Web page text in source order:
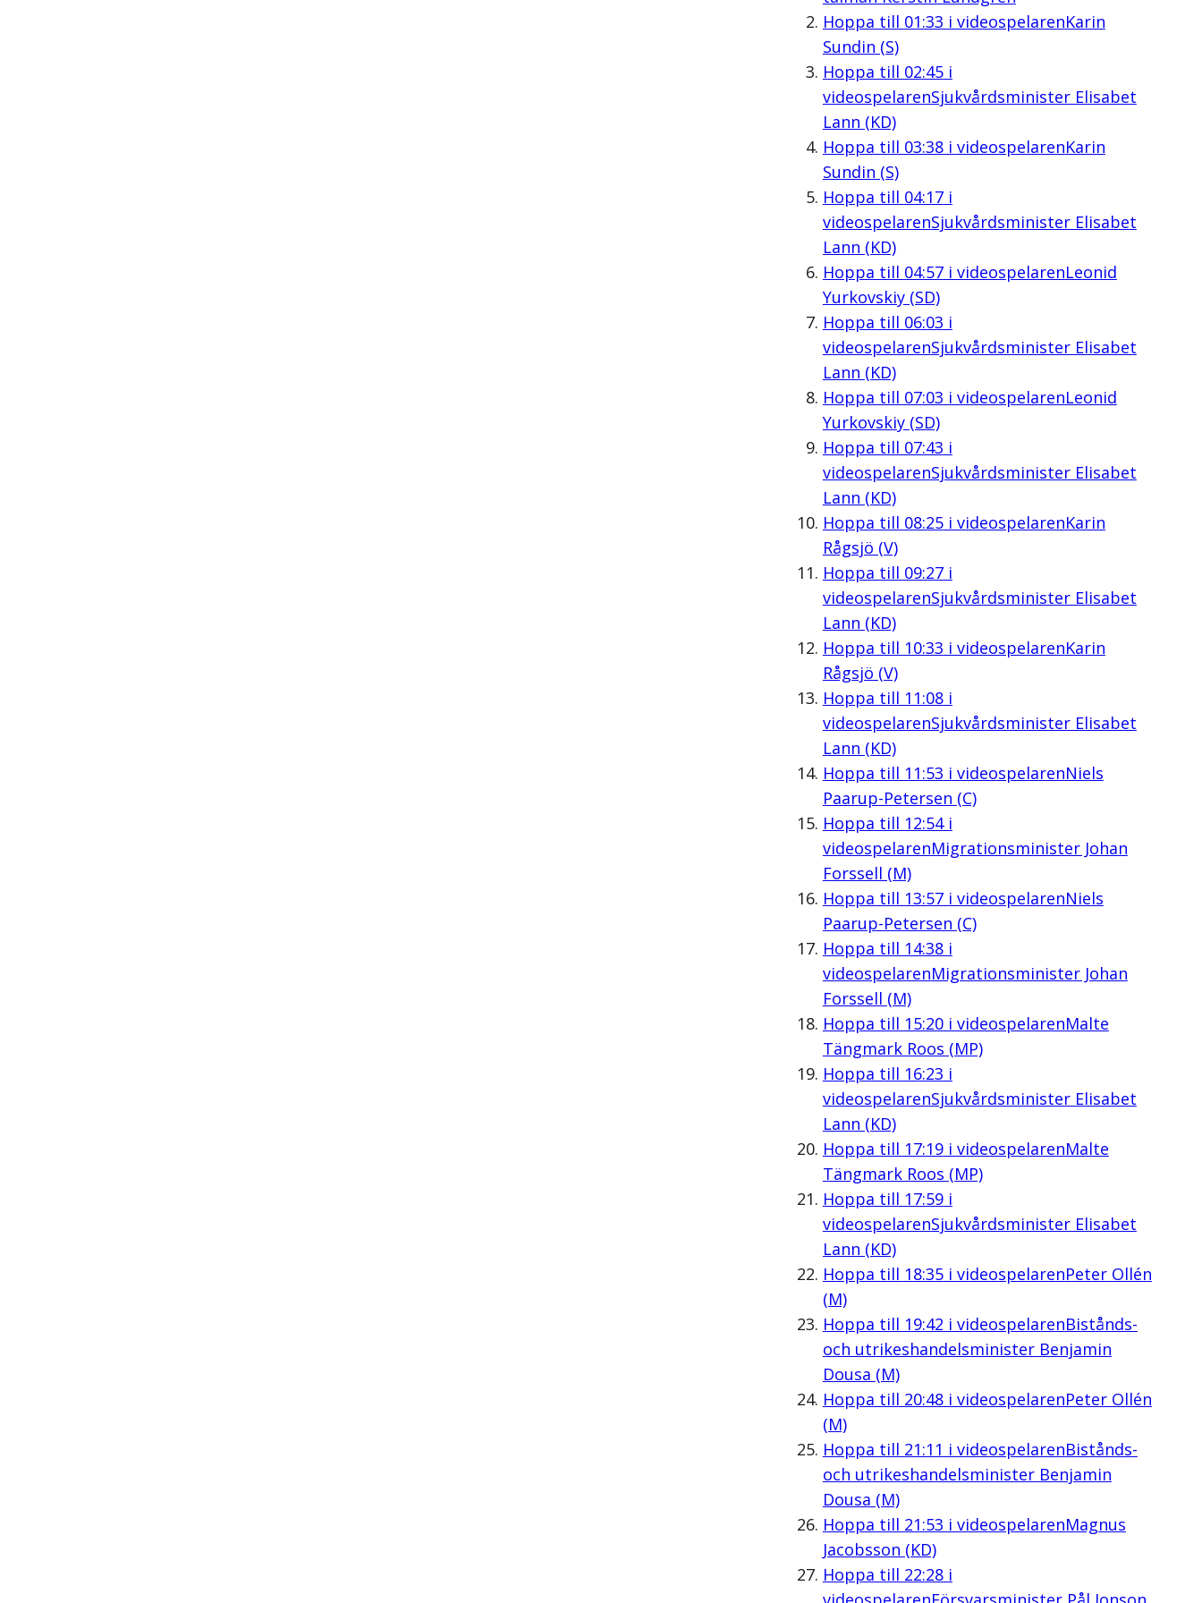
Hoppa till 01:33 i videospelarenKarin
Sundin (S)
Hoppa till 02:45i
videospelarenSjukvårdsminister Elisabet
Lann (KD)
Hoppa till 03:38i videospelarenKarin
Sundin (S)
Hoppa till 04:17i
videospelarenSjukvårdsminister Elisabet
Lann (KD)
Hoppa till 04:57i videospelarenLeonid
Yurkovskiy (SD)
Hoppa till 06:03 i
videospelarenSjukvårdsminister Elisabet
Lann (KD)
Hoppa till 07:03 i videospelarenLeonid
Yurkovskiy (SD)
Hoppa till 07:43 i
videospelarenSjukvårdsminister Elisabet
Lann (KD)
Hoppa till 08:25i videospelarenKarin
Rågsjö (V)
Hoppa till 09:27i
videospelarenSjukvårdsminister Elisabet
Lann (KD)
Hoppa till 10:33 i videospelarenKarin
Rågsjö (V)
Hoppa till 11:08i
videospelarenSjukvårdsminister Elisabet
Lann (KD)
Hoppa till 11:53 i videospelarenNiels
Paarup-Petersen (C)
Hoppa till 12:54i
videospelarenMigrationsminister Johan
Forssell (M)
Hoppa till 13:57i videospelarenNiels
Paarup-Petersen (C)
Hoppa till 14:38i
videospelarenMigrationsminister Johan
Forssell (M)
Hoppa till 15:20i videospelarenMalte
Tängmark Roos (MP)
Hoppa till 16:23 i
videospelarenSjukvårdsminister Elisabet
Lann (KD)
Hoppa till 17:19i videospelarenMalte
Tängmark Roos (MP)
Hoppa till 17:59i
videospelarenSjukvårdsminister Elisabet
Lann (KD)
Hoppa till 18:35i videospelarenPeter Ollén
(M)
Hoppa till 19:42 i videospelarenBistånds-
och utrikeshandelsminister Benjamin
Dousa (M)
Hoppa till 20:48i videospelarenPeter Ollén
(M)
Hoppa till 21:11 i videospelarenBistånds-
och utrikeshandelsminister Benjamin
Dousa (M)
Hoppa till 21:53 i videospelarenMagnus
Jacobsson (KD)
Hoppa till 22:28i